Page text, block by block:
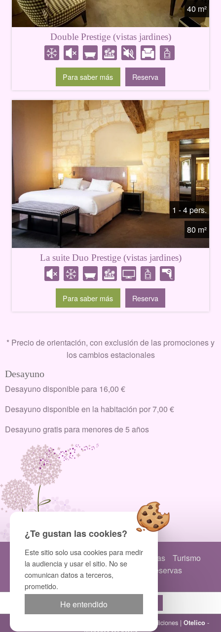
40 m²
Double Prestige (vistas jardines)
Para saber más Reserva
1 - 4 pers.
80 m²
La suite Duo Prestige (vistas jardines)
Para saber más Reserva
* Precio de orientación, con exclusión de las promociones y
los cambios estacionales
Desayuno
Desayuno disponible para 16,00 €
Desayuno disponible en la habitación por 7,00 €
Desayuno gratis para menores de 5 años
Inicio Habitaciones Seminarios Ofertas
Turismo
Art
Fotos Acceso Contacto Reservas
Condiciones| Otelico-
¿Te gustan las cookies?
Este sitio solo usa cookies para medir
la audiencia y usar el sitio. No se
comunican datos a terceros,
prometido.
He entendido